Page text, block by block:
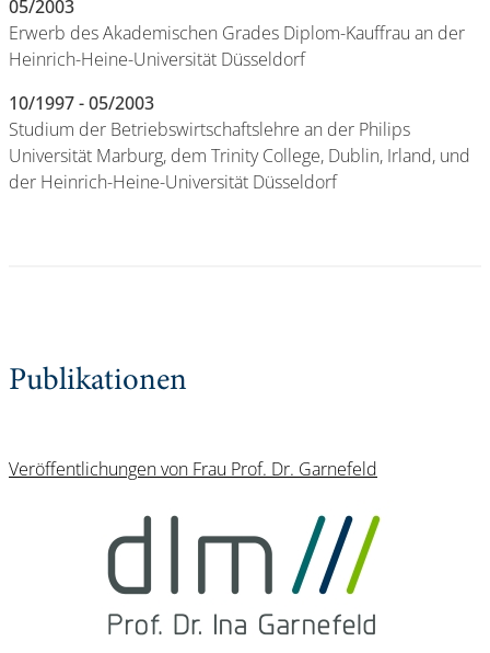
05/2003
Erwerb des Akademischen Grades Diplom-Kauffrau an der
Heinrich-Heine-Universität Düsseldorf
10/1997 - 05/2003
Studium der Betriebswirtschaftslehre an der Philips
Universität Marburg, dem Trinity College, Dublin, Irland, und
der Heinrich-Heine-Universität Düsseldorf
Publikationen
Veröffentlichungen von Frau Prof. Dr. Garnefeld